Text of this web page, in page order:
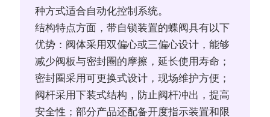
种方式适合自动化控制系统。
结构特点方面，带自锁装置的蝶阀具有以下
优势：阀体采用双偏心或三偏心设计，能够
减少阀板与密封圈的摩擦，延长使用寿命；
密封圈采用可更换式设计，现场维护方便；
阀杆采用下装式结构，防止阀杆冲出，提高
安全性；部分产品还配备开度指示装置和限